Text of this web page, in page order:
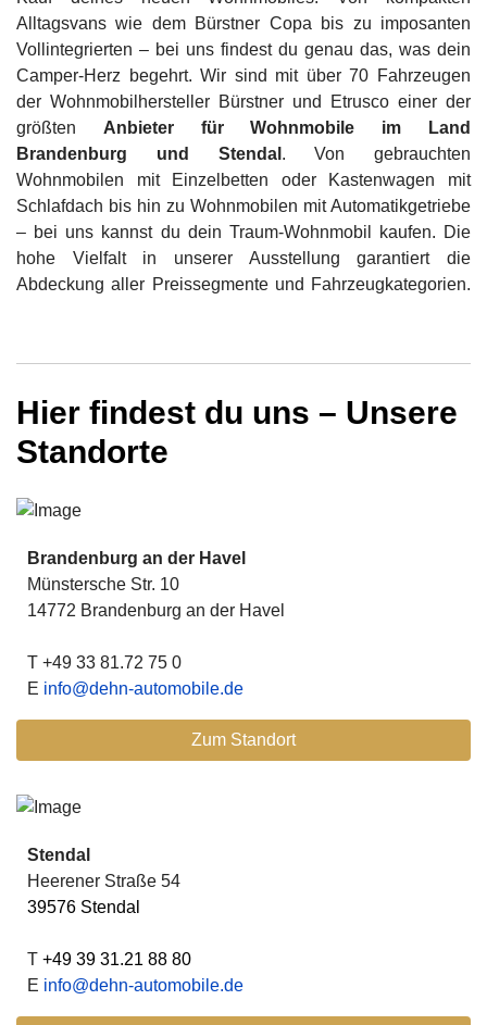
Alltagsvans wie dem Bürstner Copa bis zu imposanten
Vollintegrierten – bei uns findest du genau das, was dein
Camper-Herz begehrt. Wir sind mit über 70 Fahrzeugen
der Wohnmobilhersteller Bürstner und Etrusco einer der
größten Anbieter für Wohnmobile im Land
Brandenburg und Stendal . Von gebrauchten
Wohnmobilen mit Einzelbetten oder Kastenwagen mit
Schlafdach bis hin zu Wohnmobilen mit Automatikgetriebe
– bei uns kannst du dein Traum-Wohnmobil kaufen. Die
hohe Vielfalt in unserer Ausstellung garantiert die
Abdeckung aller Preissegmente und Fahrzeugkategorien.
Hier findest du uns – Unsere
Standorte
Brandenburg an der Havel
Münstersche Str. 10
14772 Brandenburg an der Havel
T +49 33 81.72 75 0
E info@dehn-automobile.de
Zum Standort
Stendal
Heerener Straße 54
39576 Stendal
T +49 39 31.21 88 80
E info@dehn-automobile.de